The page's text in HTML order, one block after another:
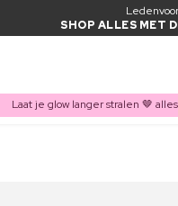
SHOP ALLES MET
Laat je glow langer stralen 🤎